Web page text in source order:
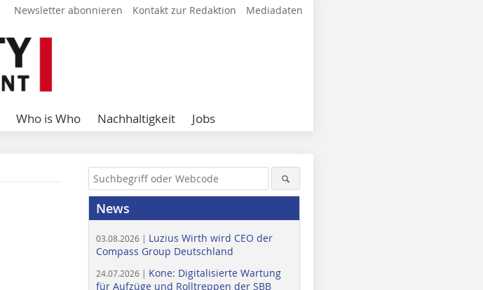
Newsletter abonnieren Kontakt zur Redaktion Mediadaten
Who is Who Nachhaltigkeit Jobs
News
03.08.2026 | Luzius Wirth wird CEO der
Compass Group Deutschland
24.07.2026 | Kone: Digitalisierte Wartung
für Aufzüge und Rolltreppen der SBB